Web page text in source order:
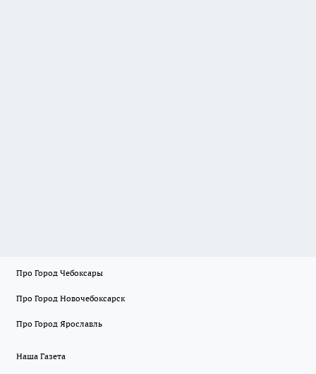
Про Город Чебоксары
Про Город Новочебоксарск
Про Город Ярославль
Наша Газета